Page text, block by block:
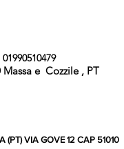
01990510479
e Cozzile , PT
(PT) VIA GOVE 12 CAP